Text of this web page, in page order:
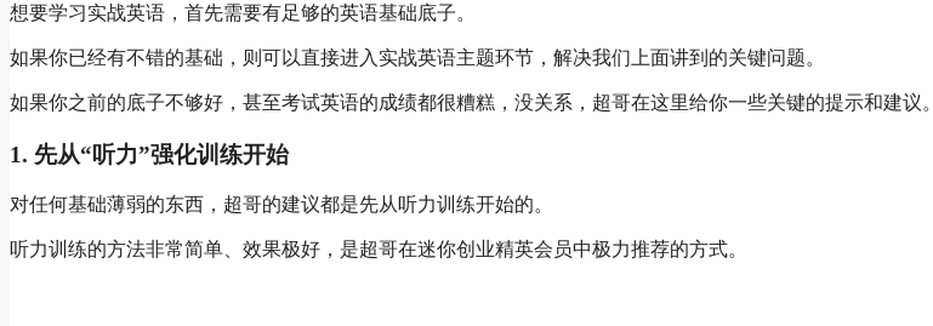
想要学习实战英语，首先需要有足够的英语基础底子。
如果你已经有不错的基础，则可以直接进入实战英语主题环节，解决我们上面讲到的关键问题。
如果你之前的底子不够好，甚至考试英语的成绩都很糟糕，没关系，超哥在这里给你一些关键的提示和建议。
1. 先从“听力”强化训练开始
对任何基础薄弱的东西，超哥的建议都是先从听力训练开始的。
听力训练的方法非常简单、效果极好，是超哥在迷你创业精英会员中极力推荐的方式。